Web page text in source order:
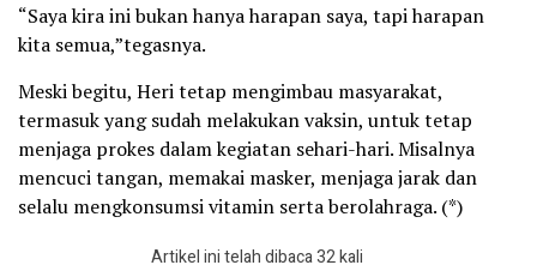
“Saya kira ini bukan hanya harapan saya, tapi harapan
kita semua,”tegasnya.
Meski begitu, Heri tetap mengimbau masyarakat,
termasuk yang sudah melakukan vaksin, untuk tetap
menjaga prokes dalam kegiatan sehari-hari. Misalnya
mencuci tangan, memakai masker, menjaga jarak dan
selalu mengkonsumsi vitamin serta berolahraga. (*)
Artikel ini telah dibaca 32 kali